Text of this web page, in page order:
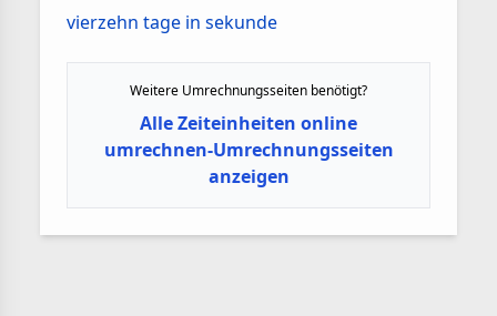
vierzehn tage in sekunde
Weitere Umrechnungsseiten benötigt?
Alle Zeiteinheiten online
umrechnen-Umrechnungsseiten
anzeigen